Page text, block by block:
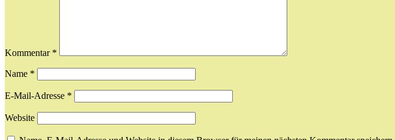
Kommentar *
Name *
E-Mail-Adresse *
Website